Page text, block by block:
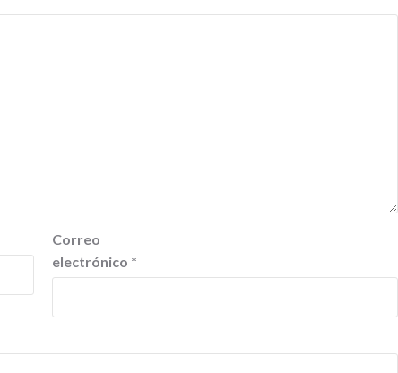
Correo
electrónico *